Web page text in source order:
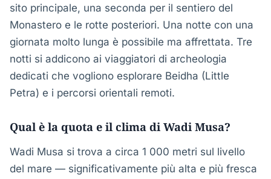
sito principale, una seconda per il sentiero del
Monastero e le rotte posteriori. Una notte con una
giornata molto lunga è possibile ma affrettata. Tre
notti si addicono ai viaggiatori di archeologia
dedicati che vogliono esplorare Beidha (Little
Petra) e i percorsi orientali remoti.
Qual è la quota e il clima di Wadi Musa?
Wadi Musa si trova a circa 1 000 metri sul livello
del mare — significativamente più alta e più fresca